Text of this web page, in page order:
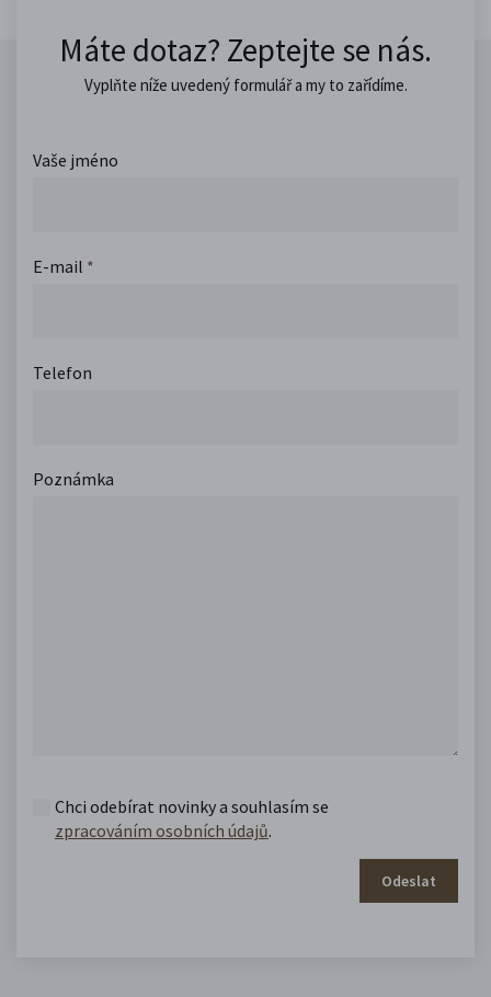
Máte dotaz? Zeptejte se nás.
Vyplňte níže uvedený formulář a my to zařídíme.
Vaše jméno
E-mail *
Telefon
Poznámka
Chci odebírat novinky a souhlasím se
zpracováním osobních údajů.
Odeslat